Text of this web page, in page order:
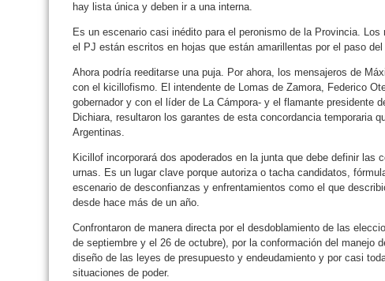
hay lista única y deben ir a una interna.
Es un escenario casi inédito para el peronismo de la Provincia.
el PJ están escritos en hojas que están amarillentas por el paso del
Ahora podría reeditarse una puja. Por ahora, los mensajeros de
con el kicillofismo. El intendente de Lomas de Zamora, Federico
gobernador y con el líder de La Cámpora- y el flamante presidente
Dichiara, resultaron los garantes de esta concordancia temporaria
Argentinas.
Kicillof incorporará dos apoderados en la junta que debe definir las
urnas. Es un lugar clave porque autoriza o tacha candidatos,
escenario de desconfianzas y enfrentamientos como el que
desde hace más de un año.
Confrontaron de manera directa por el desdoblamiento de las
de septiembre y el 26 de octubre), por la conformación del manejo
diseño de las leyes de presupuesto y endeudamiento y por casi
situaciones de poder.